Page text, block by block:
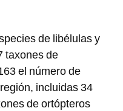
de libélulas y
taxones de
el número de
incluidas 34
de ortópteros